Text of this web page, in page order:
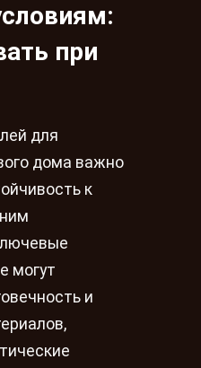
при
для
дома важно
к
могут
и